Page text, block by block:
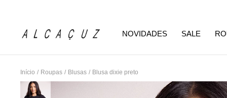
NOVIDADES SALE
Início / Roupas / Blusas / Blusa dixie preto